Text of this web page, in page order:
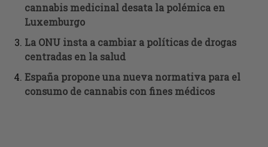
cannabis medicinal desata la polémica en
Luxemburgo
La ONU insta a cambiar a políticas de drogas
centradas en la salud
España propone una nueva normativa para el
consumo de cannabis con fines médicos